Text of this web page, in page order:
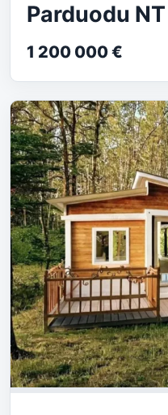
Parduodu
1 200 000 €